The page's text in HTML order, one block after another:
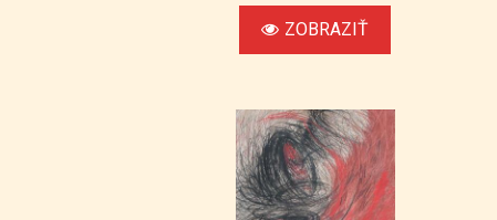
ZOBRAZIŤ